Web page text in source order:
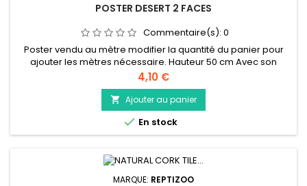
POSTER DESERT 2 FACES
Commentaire(s): 0
Poster vendu au mètre modifier la quantité du panier pour
ajouter les mètres nécessaire. Hauteur 50 cm Avec son
univers de jungle tropicale montrant les racines aériennes, le
poster de fond Reptiles Planet offre deux motifs agréables
permettant d’aménager de façon variable votre terrarium. Le
poster résistant à l’eau est simplement scotché derrière
votre...
Prix
4,10 €
 Ajouter au panier
 En stock
MARQUE: REPTIZOO